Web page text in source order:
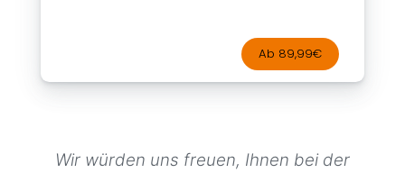
Ab 89,99€
Wir würden uns freuen, Ihnen bei der